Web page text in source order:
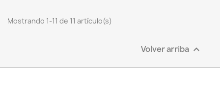
Mostrando 1-11 de 11 artículo(s)
Volver arriba 